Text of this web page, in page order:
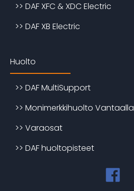
>> DAF XFC & XDC Electric
>> DAF XB Electric
Huolto
>> DAF MultiSupport
>> Monimerkkihuolto Vantaalla
>> Varaosat
>> DAF huoltopisteet